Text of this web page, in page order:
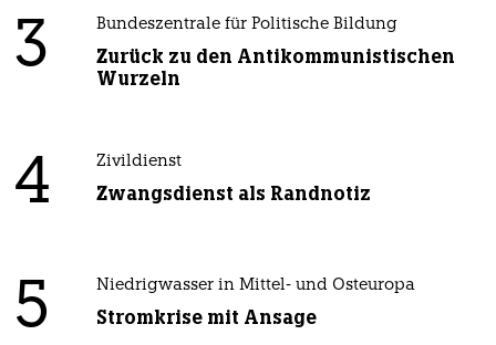
3 Bundeszentrale für Politische Bildung
Zurück zu den Antikommunistischen
Wurzeln
4 Zivildienst
Zwangsdienst als Randnotiz
5 Niedrigwasser in Mittel- und Osteuropa
Stromkrise mit Ansage